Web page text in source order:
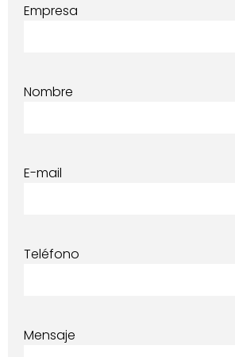
Empresa
Nombre
E-mail
Teléfono
Mensaje